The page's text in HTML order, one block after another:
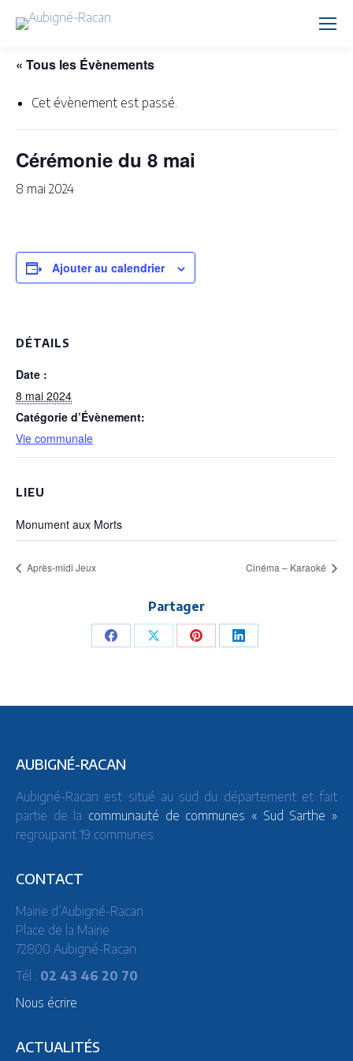
« Tous les Évènements
Cet évènement est passé.
Cérémonie du 8 mai
8 mai 2024
Ajouter au calendrier
DÉTAILS
Date :
8 mai 2024
Catégorie d’Évènement:
Vie communale
LIEU
Monument aux Morts
Après-midi Jeux Cinéma – Karaoké
Partager
Share
Share
Share
Share
AUBIGNÉ-RACAN
Aubigné-Racan est situé au sud du département et fait
partie de la communauté de communes « Sud Sarthe »
regroupant 19 communes.
CONTACT
Mairie d’Aubigné-Racan
Place de la Mairie
72800 Aubigné-Racan
Tél : 02 43 46 20 70
Nous écrire
ACTUALITÉS